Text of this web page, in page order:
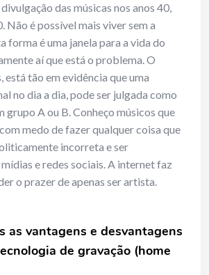
das músicas nos anos 40,
Não é possível mais viver sem a
forma é uma janela para a vida do
aí que está o problema. O
está tão em evidência que uma
no dia a dia, pode ser julgada como
grupo A ou B. Conheço músicos que
medo de fazer qualquer coisa que
incorreta e ser
e redes sociais. A internet faz
o prazer de apenas ser artista.
as vantagens e desvantagens
de gravação (home